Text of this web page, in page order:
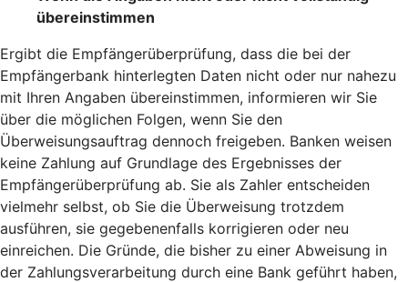
übereinstimmen
Ergibt die Empfängerüberprüfung, dass die bei der
Empfängerbank hinterlegten Daten nicht oder nur nahezu
mit Ihren Angaben übereinstimmen, informieren wir Sie
über die möglichen Folgen, wenn Sie den
Überweisungsauftrag dennoch freigeben. Banken weisen
keine Zahlung auf Grundlage des Ergebnisses der
Empfängerüberprüfung ab. Sie als Zahler entscheiden
vielmehr selbst, ob Sie die Überweisung trotzdem
ausführen, sie gegebenenfalls korrigieren oder neu
einreichen. Die Gründe, die bisher zu einer Abweisung in
der Zahlungsverarbeitung durch eine Bank geführt haben,